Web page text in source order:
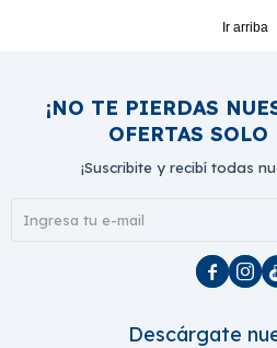
Ir arriba
¡NO TE PIERDAS
OFERTAS SOLO
¡Suscribite y recibí todas
 
Descárgate